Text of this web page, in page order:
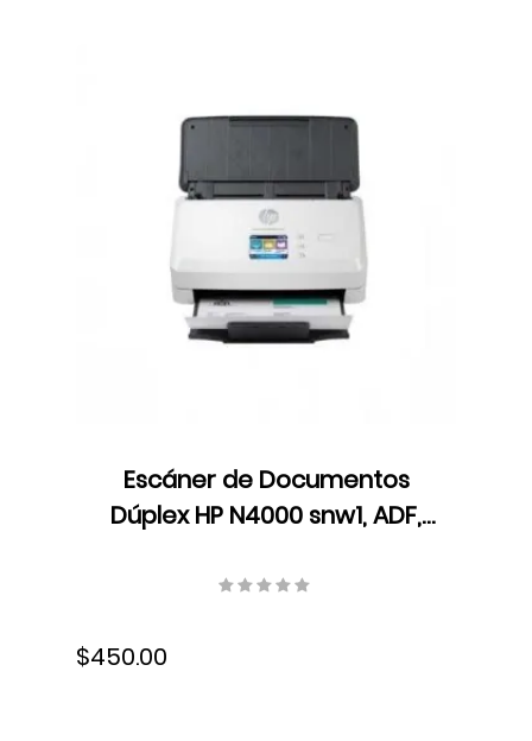
Escáner de Documentos
Dúplex HP N4000 snw1, ADF,
ppm/80 ipm, Resolución 600
$450.00